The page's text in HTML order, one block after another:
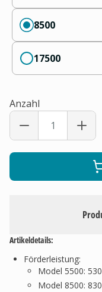
Artikeldetails:
Förderleistung:
Model 5500:
Model 8500:
8500
17500
Anzahl